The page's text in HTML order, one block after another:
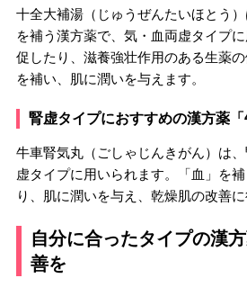
十全大補湯（じゅうぜんたいほとう
を補う漢方薬で、気・血両虚タイプ
促したり、滋養強壮作用のある生薬
を補い、肌に潤いを与えます。
腎虚タイプにおすすめの漢方薬「
牛車腎気丸（ごしゃじんきがん）は
虚タイプに用いられます。「血」を
り、肌に潤いを与え、乾燥肌の改善に
自分に合ったタイプの漢
善を